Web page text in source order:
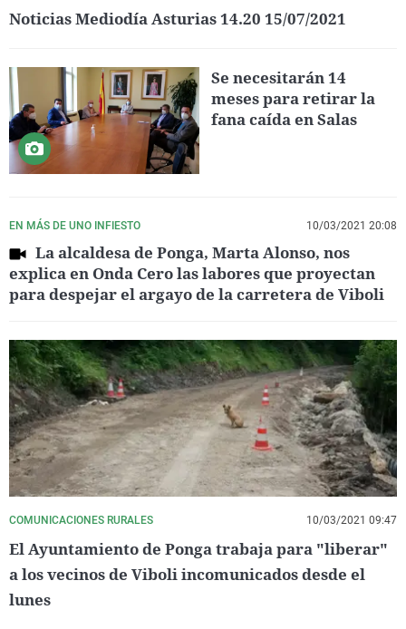
Noticias Mediodía Asturias 14.20 15/07/2021
Se necesitarán 14
meses para retirar la
fana caída en Salas
EN MÁS DE UNO INFIESTO 10/03/2021 20:08
La alcaldesa de Ponga, Marta Alonso, nos
explica en Onda Cero las labores que proyectan
para despejar el argayo de la carretera de Viboli
COMUNICACIONES RURALES 10/03/2021 09:47
El Ayuntamiento de Ponga trabaja para "liberar"
a los vecinos de Viboli incomunicados desde el
lunes